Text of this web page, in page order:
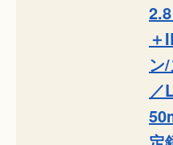
＋
ン
／